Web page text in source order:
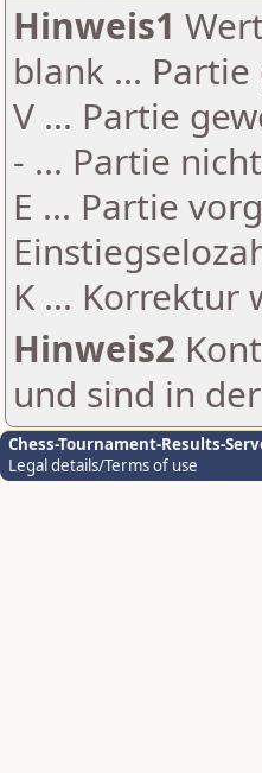
Hinweis1
blank ...
V ... Partie
- ... Partie
E ... Partie
K ... Korrektur
Hinweis2
und sind in
Chess-Tournament-Results-
Legal details/Terms of use